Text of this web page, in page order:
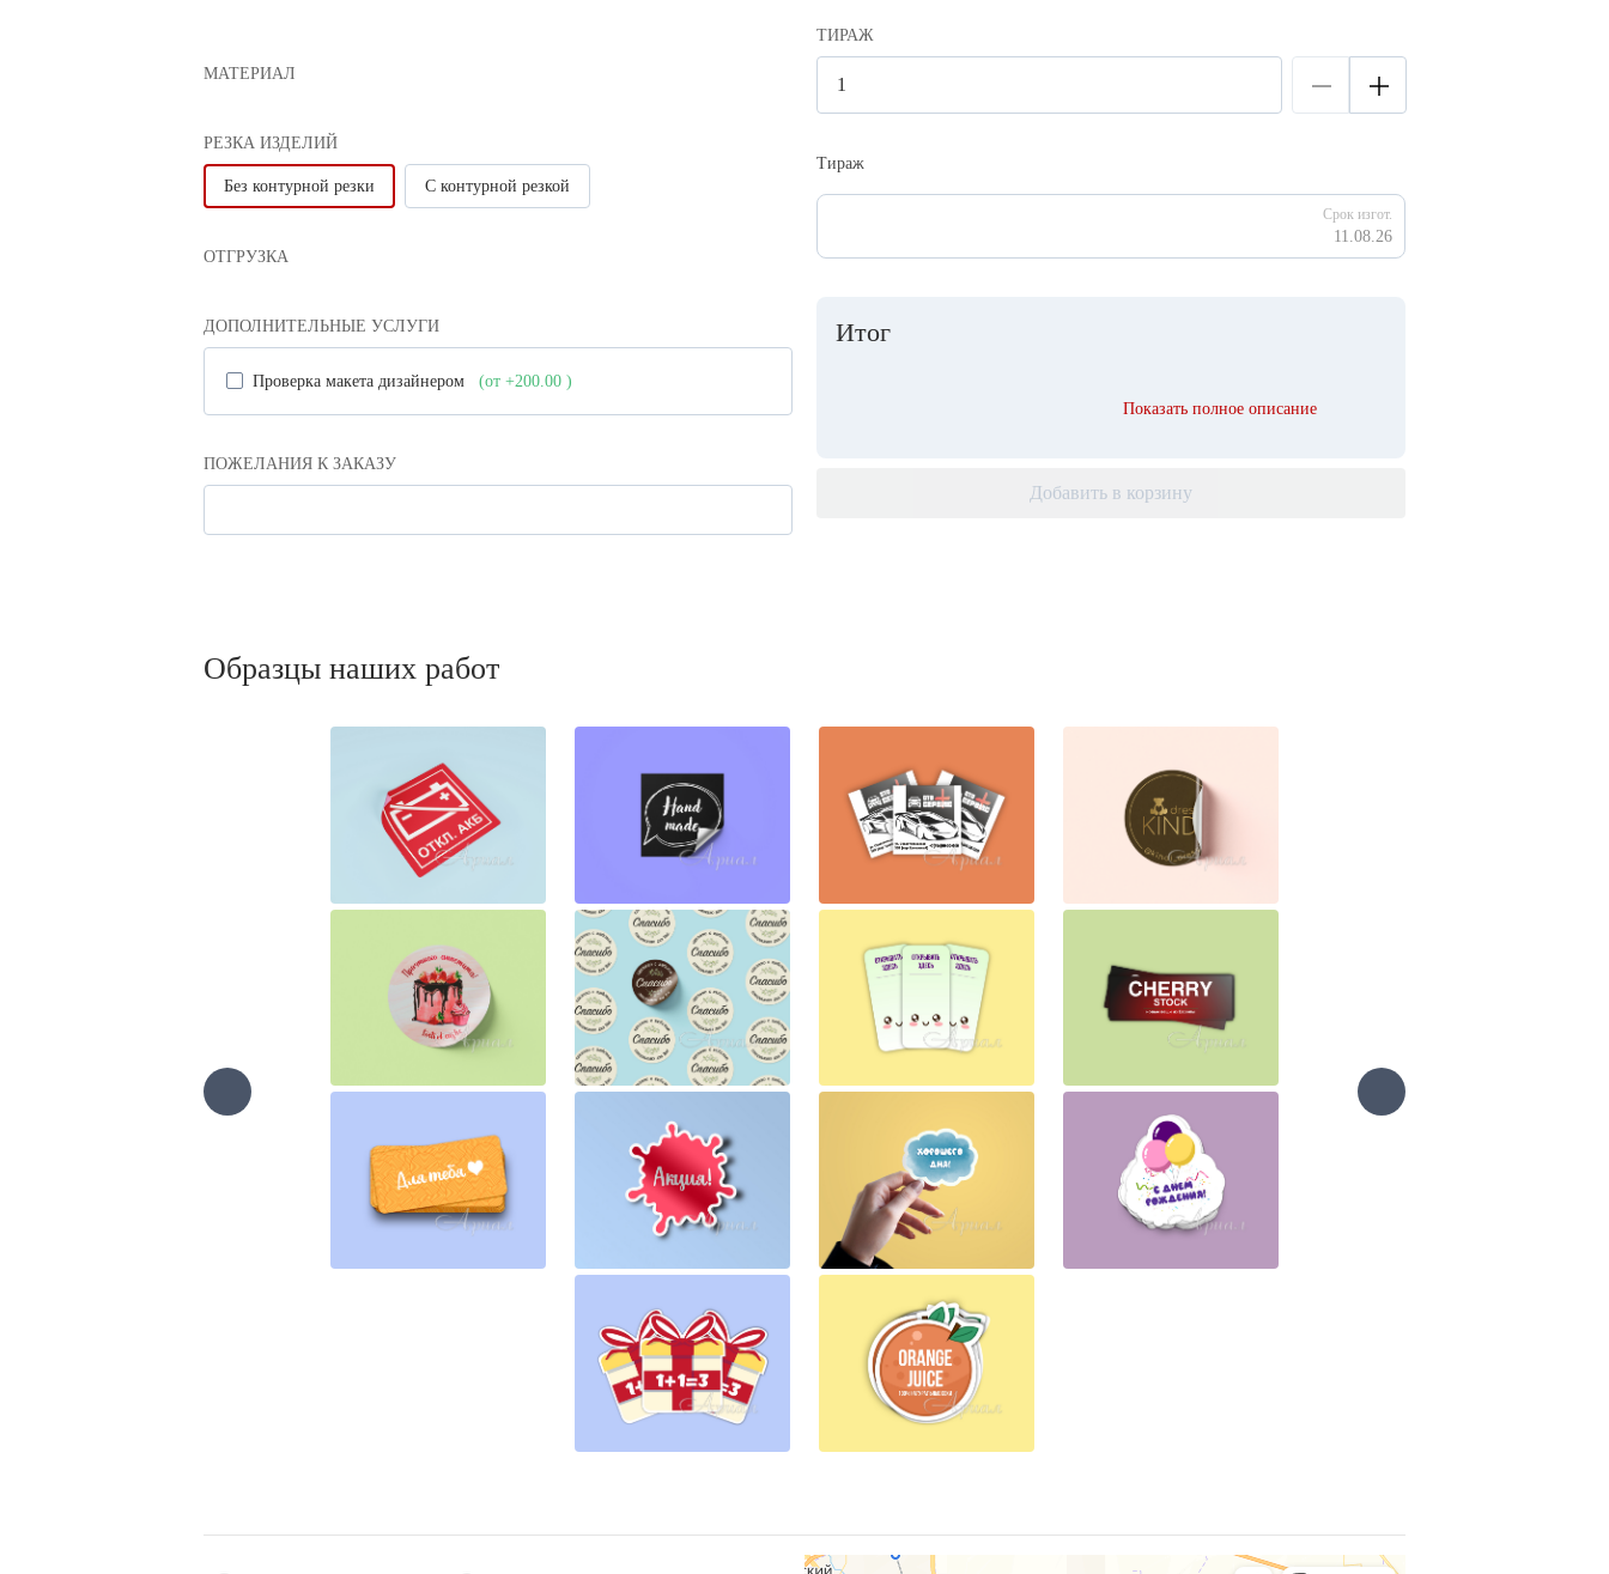
МАТЕРИАЛ
РЕЗКА ИЗДЕЛИЙ
Без контурной резки С контурной резкой
ОТГРУЗКА
ДОПОЛНИТЕЛЬНЫЕ УСЛУГИ
Проверка макета дизайнером (от +200.00 )
ПОЖЕЛАНИЯ К ЗАКАЗУ
ТИРАЖ
Тираж
Срок изгот.
11.08.26
Итог
Показать полное описание
Добавить в корзину
Образцы наших работ